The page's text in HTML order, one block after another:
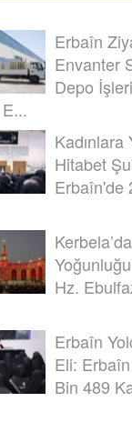
Erbaîn
Envanter
Depo
Hitabet
Erbaîn'de
Hz.
Erbaîn
Eli:
Bin 489